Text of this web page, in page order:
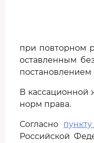
при повторном
оставленным
постановлением
В кассационной
норм права.
Согласно
Российской